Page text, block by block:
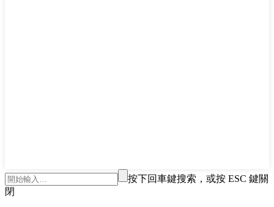
按下回車鍵搜索，或按 ESC 鍵關
閉